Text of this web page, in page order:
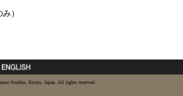
）
Studies, Kyoto, Japan. All rights reserved.